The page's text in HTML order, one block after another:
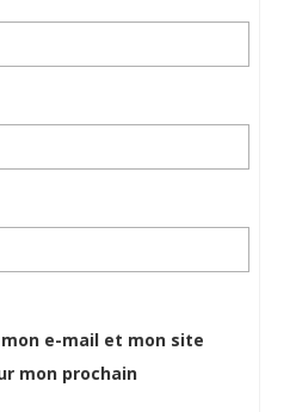
e-mail et mon site
mon prochain